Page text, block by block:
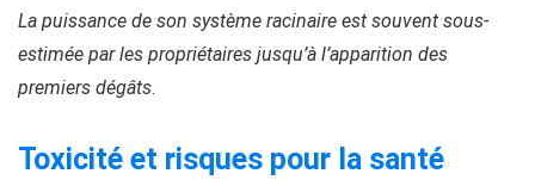
La puissance de son système racinaire est souvent sous-
estimée par les propriétaires jusqu’à l’apparition des
premiers dégâts.
Toxicité et risques pour la santé